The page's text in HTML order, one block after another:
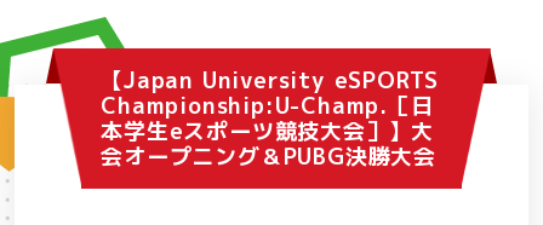
【Japan University eSPORTS
Championship:U-Champ.［日
本学生eスポーツ競技大会］】大
会オープニング＆PUBG決勝大会